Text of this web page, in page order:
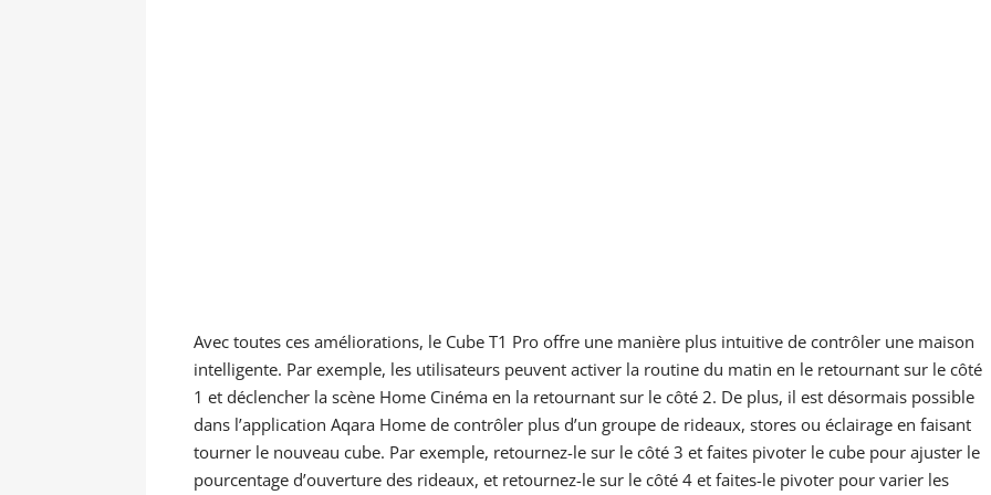
Avec toutes ces améliorations, le Cube T1 Pro offre une manière plus intuitive de contrôler une maison
intelligente. Par exemple, les utilisateurs peuvent activer la routine du matin en le retournant sur le côté
1 et déclencher la scène Home Cinéma en la retournant sur le côté 2. De plus, il est désormais possible
dans l’application Aqara Home de contrôler plus d’un groupe de rideaux, stores ou éclairage en faisant
tourner le nouveau cube. Par exemple, retournez-le sur le côté 3 et faites pivoter le cube pour ajuster le
pourcentage d’ouverture des rideaux, et retournez-le sur le côté 4 et faites-le pivoter pour varier les